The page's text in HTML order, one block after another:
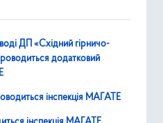
ДП «Східний гірничо-
додатковий
інспекція МАГАТЕ